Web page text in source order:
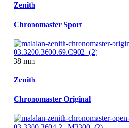
Zenith
Chronomaster Sport
38 mm
Zenith
Chronomaster Original